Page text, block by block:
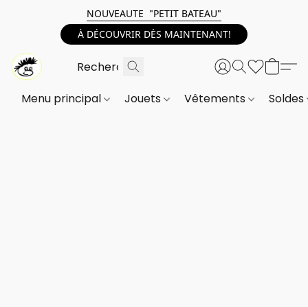
NOUVEAUTE "PETIT BATEAU"
À DÉCOUVRIR DÈS MAINTENANT!
Menu principal Jouets Vêtements Soldes